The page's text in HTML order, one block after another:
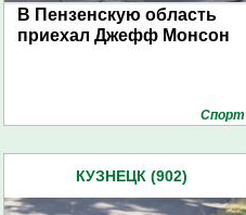
В Пензенскую область
приехал Джефф Монсон
Спорт
КУЗНЕЦК (902)